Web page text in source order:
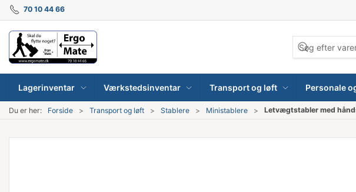
70 10 44 66
Lagerinventar Værkstedsinventar Transport og løft Personale
Du er her: Forside Transport og løft Stablere Ministablere Letvægtstabler med